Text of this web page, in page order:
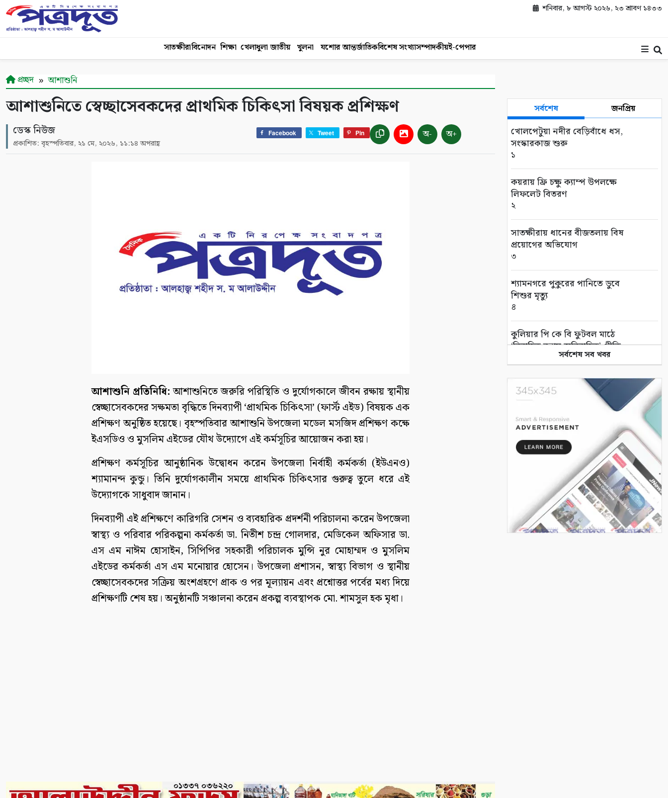
শনিবার, ৮ আগস্ট ২০২৬, ২৩ শ্রাবণ ১৪৩৩
সাতক্ষীরাবিনোদন শিক্ষা খেলাধুলা জাতীয় খুলনা যশোর আন্তর্জাতিকবিশেষ সংখ্যাসম্পাদকীয়ই-পেপার
প্রচ্ছদ আশাশুনি
আশাশুনিতে স্বেচ্ছাসেবকদের প্রাথমিক চিকিৎসা বিষয়ক প্রশিক্ষণ
ডেস্ক নিউজ
প্রকাশিত: বৃহস্পতিবার, ২১ মে, ২০২৬, ১১:১৪ অপরাহ্ণ
Facebook Tweet Pin অ- অ+
আশাশুনি প্রতিনিধি:আশাশুনিতে জরুরি পরিস্থিতি ও দুর্যোগকালে জীবন রক্ষায় স্থানীয়
স্বেচ্ছাসেবকদের সক্ষমতা বৃদ্ধিতে দিনব্যাপী ‘প্রাথমিক চিকিৎসা’ (ফার্স্ট এইড) বিষয়ক এক
প্রশিক্ষণ অনুষ্ঠিত হয়েছে। বৃহস্পতিবার আশাশুনি উপজেলা মডেল মসজিদ প্রশিক্ষণ কক্ষে
ইএসডিও ও মুসলিম এইডের যৌথ উদ্যোগে এই কর্মসূচির আয়োজন করা হয়।
প্রশিক্ষণ কর্মসূচির আনুষ্ঠানিক উদ্বোধন করেন উপজেলা নির্বাহী কর্মকর্তা (ইউএনও)
শ্যামানন্দ কুন্ডু। তিনি দুর্যোগকালীন সময়ে প্রাথমিক চিকিৎসার গুরুত্ব তুলে ধরে এই
উদ্যোগকে সাধুবাদ জানান।
দিনব্যাপী এই প্রশিক্ষণে কারিগরি সেশন ও ব্যবহারিক প্রদর্শনী পরিচালনা করেন উপজেলা
স্বাস্থ্য ও পরিবার পরিকল্পনা কর্মকর্তা ডা. নিতীশ চন্দ্র গোলদার, মেডিকেল অফিসার ডা.
এস এম নাঈম হোসাইন, সিপিপির সহকারী পরিচালক মুন্সি নুর মোহাম্মদ ও মুসলিম
এইডের কর্মকর্তা এস এম মনোয়ার হোসেন। উপজেলা প্রশাসন, স্বাস্থ্য বিভাগ ও স্থানীয়
স্বেচ্ছাসেবকদের সক্রিয় অংশগ্রহণে প্রাক ও পর মূল্যায়ন এবং প্রশ্নোত্তর পর্বের মধ্য দিয়ে
প্রশিক্ষণটি শেষ হয়। অনুষ্ঠানটি সঞ্চালনা করেন প্রকল্প ব্যবস্থাপক মো. শামসুল হক মৃধা।
সর্বশেষ জনপ্রিয়
খোলপেটুয়া নদীর বেড়িবাঁধে ধস,
সংস্কারকাজ শুরু
১
কয়রায় ফ্রি চক্ষু ক্যাম্প উপলক্ষে
লিফলেট বিতরণ
২
সাতক্ষীরায় ধানের বীজতলায় বিষ
প্রয়োগের অভিযোগ
৩
শ্যামনগরে পুকুরের পানিতে ডুবে
শিশুর মৃত্যু
৪
কুলিয়ার পি কে বি ফুটবল মাঠে
‘বিবাহিত বনাম অবিবাহিত’ প্রীতি
এই পৃথিবী বড়ই অভাগা
“কথার ভার”
মায়ার গভীরতা
৯
সর্বশেষ সব খবর